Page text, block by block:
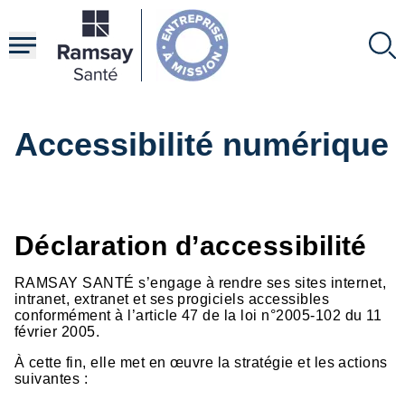
contenu
principal
Accessibilité numérique
Déclaration d’accessibilité
RAMSAY SANTÉ s’engage à rendre ses sites internet,
intranet, extranet et ses progiciels accessibles
conformément à l’article 47 de la loi n°2005-102 du 11
février 2005.
À cette fin, elle met en œuvre la stratégie et les actions
suivantes :